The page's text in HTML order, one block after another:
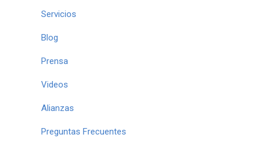
Servicios
Blog
Prensa
Videos
Alianzas
Preguntas Frecuentes